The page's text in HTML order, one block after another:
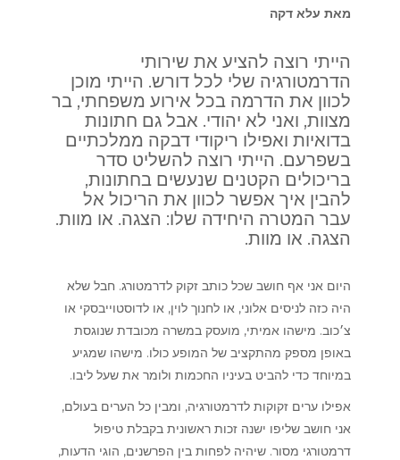
מאת עלא דקה
הייתי רוצה להציע את שירותי
הדרמטורגיה שלי לכל דורש. הייתי מוכן
לכוון את הדרמה בכל אירוע משפחתי, בר
מצוות, ואני לא יהודי. אבל גם חתונות
בדואיות ואפילו ריקודי דבקה ממלכתיים
בשפרעם. הייתי רוצה להשליט סדר
בריכולים הקטנים שנעשים בחתונות,
להבין איך אפשר לכוון את הריכול אל
עבר המטרה היחידה שלו: הצגה. או מוות.
הצגה. או מוות.
היום אני אף חושב שכל כותב זקוק לדרמטורג. חבל שלא
היה כזה לניסים אלוני, או לחנוך לוין, או לדוסטוייבסקי או
צ׳כוב. מישהו אמיתי, מועסק במשרה מכובדת שנוגסת
באופן מספק מהתקציב של המופע כולו. מישהו שמגיע
במיוחד כדי להביט בעיניו החכמות ולומר את שעל ליבו.
אפילו ערים זקוקות לדרמטורגיה, ומבין כל הערים בעולם,
אני חושב שליפו ישנה זכות ראשונית בקבלת טיפול
דרמטורגי מסור. שיהיה לפחות בין הפרשנים, הוגי הדעות,